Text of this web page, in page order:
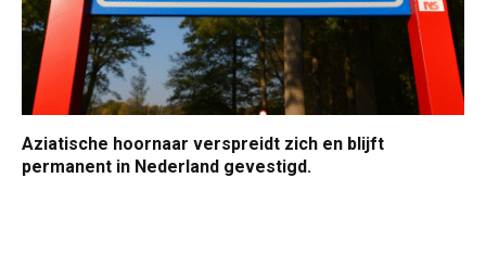
Aziatische hoornaar verspreidt zich en blijft
permanent in Nederland gevestigd.